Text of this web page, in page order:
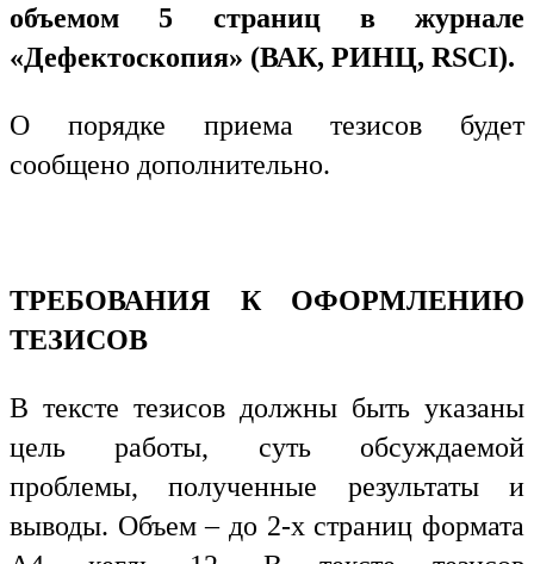
объемом 5 страниц в журнале
«Дефектоскопия» (ВАК, РИНЦ, RSCI).
О порядке приема тезисов будет
сообщено дополнительно.
ТРЕБОВАНИЯ К ОФОРМЛЕНИЮ
ТЕЗИСОВ
В тексте тезисов должны быть указаны
цель работы, суть обсуждаемой
проблемы, полученные результаты и
выводы. Объем – до 2-х страниц формата